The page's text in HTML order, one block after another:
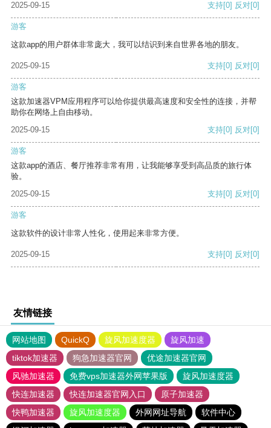
2025-09-15 支持[0] 反对[0]
游客
这款app的用户群体非常庞大，我可以结识到来自世界各地的朋友。
2025-09-15 支持[0] 反对[0]
游客
这款加速器VPM应用程序可以给你提供最高速度和安全性的连接，并帮
助你在网络上自由移动。
2025-09-15
支持[0] 反对[0]
游客
这款app的酒店、餐厅推荐非常有用，让我能够享受到高品质的旅行体
验。
2025-09-15
支持[0] 反对[0]
游客
这款软件的设计非常人性化，使用起来非常方便。
2025-09-15 支持[0] 反对[0]
友情链接
网站地图 QuickQ 旋风加速度器
旋风加速
tiktok加速器
狗急加速器官网
优途加速器官网
风驰加速器
免费vps加速器外网苹果版
旋风加速度器
快连加速器
快连加速器官网入口
原子加速器
快鸭加速器
旋风加速度器 外网网址导航
软件中心